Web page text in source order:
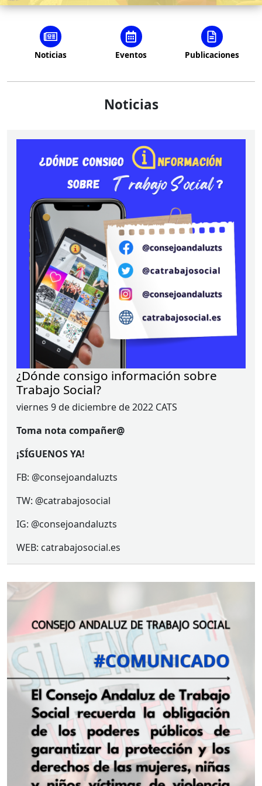
Noticias Eventos Publicaciones
Noticias
¿Dónde consigo información sobre
Trabajo Social?
viernes 9 de diciembre de 2022 CATS
Toma nota compañer@
¡SÍGUENOS YA!
FB: @consejoandaluzts
TW: @catrabajosocial
IG: @consejoandaluzts
WEB: catrabajosocial.es